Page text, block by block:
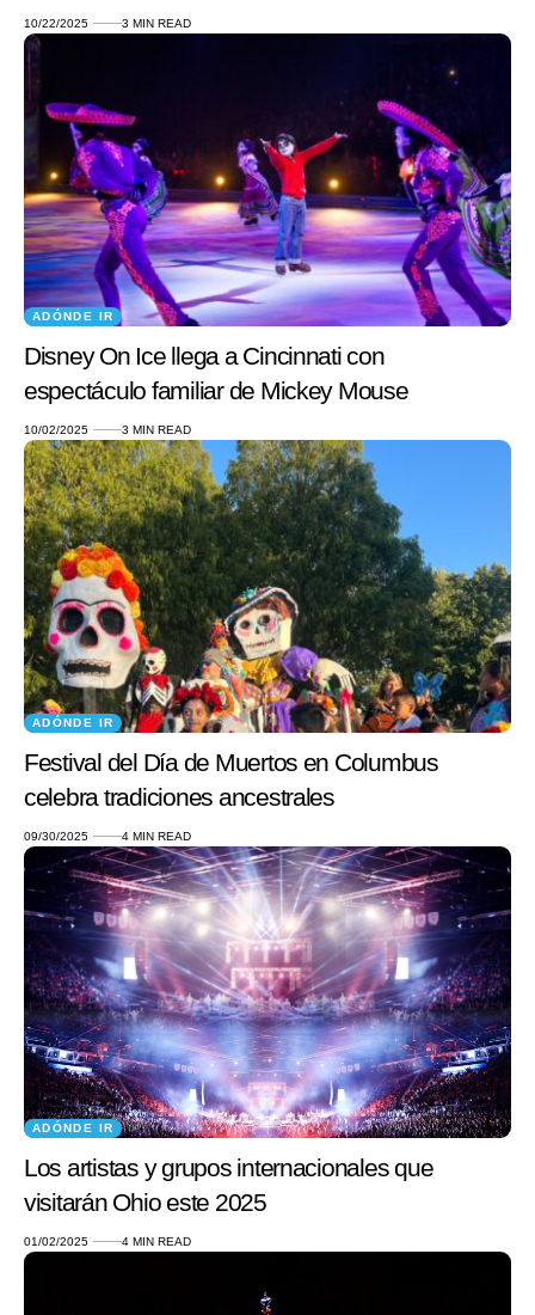
10/22/2025 3 MIN READ
ADÓNDE IR
Disney On Ice llega a Cincinnati con
espectáculo familiar de Mickey Mouse
10/02/2025 3 MIN READ
ADÓNDE IR
Festival del Día de Muertos en Columbus
celebra tradiciones ancestrales
09/30/2025 4 MIN READ
ADÓNDE IR
Los artistas y grupos internacionales que
visitarán Ohio este 2025
01/02/2025 4 MIN READ